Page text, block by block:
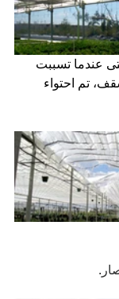
عندما تسببت
تم احتواء